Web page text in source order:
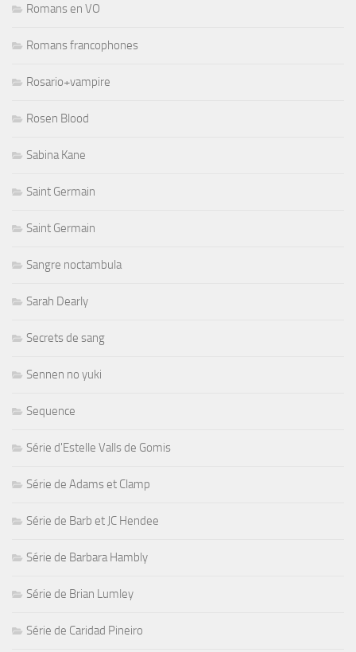
Romans en VO
Romans francophones
Rosario+vampire
Rosen Blood
Sabina Kane
Saint Germain
Saint Germain
Sangre noctambula
Sarah Dearly
Secrets de sang
Sennen no yuki
Sequence
Série d'Estelle Valls de Gomis
Série de Adams et Clamp
Série de Barb et JC Hendee
Série de Barbara Hambly
Série de Brian Lumley
Série de Caridad Pineiro